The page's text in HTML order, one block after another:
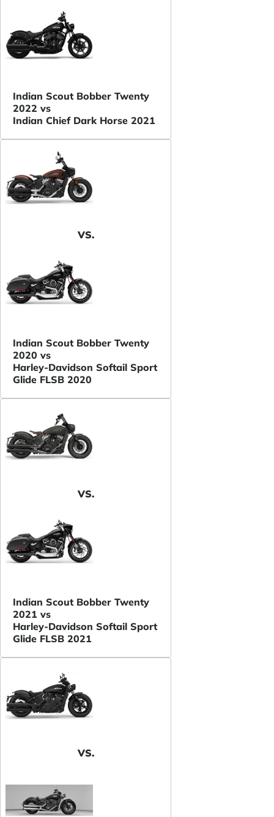
Indian Scout Bobber Twenty
2022 vs
Indian Chief Dark Horse 2021
VS.
Indian Scout Bobber Twenty
2020 vs
Harley-Davidson Softail Sport
Glide FLSB 2020
VS.
Indian Scout Bobber Twenty
2021 vs
Harley-Davidson Softail Sport
Glide FLSB 2021
VS.